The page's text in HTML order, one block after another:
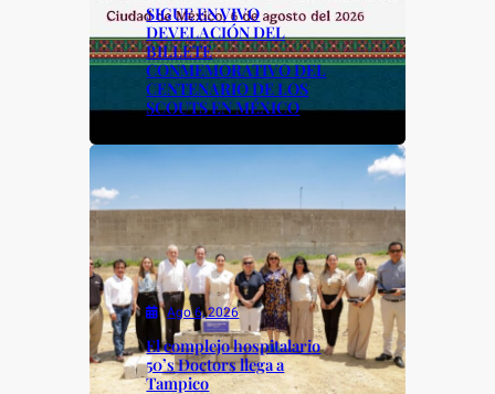
SIGUE EN VIVO
DEVELACIÓN DEL
BILLETE
CONMEMORATIVO DEL
CENTENARIO DE LOS
SCOUTS EN MÉXICO
Ago 6, 2026
El complejo hospitalario
50’s Doctors llega a
Tampico